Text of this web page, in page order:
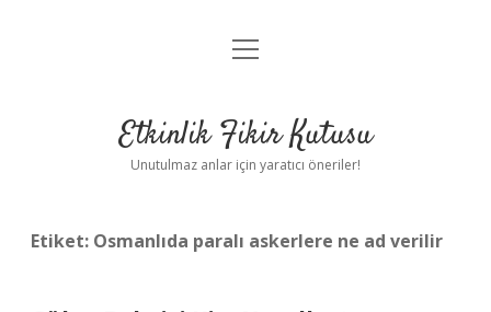
Anasayfa
Yasal Uyarı
menüyü
Etkinlik Fikir Kutusu
Unutulmaz anlar için yaratıcı öneriler!
Etiket: Osmanlıda paralı askerlere ne ad verilir